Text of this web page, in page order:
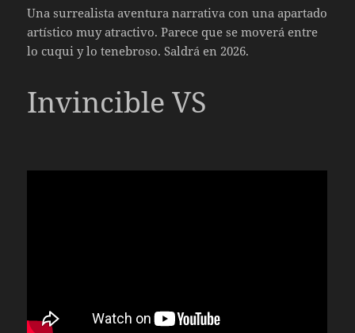
Una surrealista aventura narrativa con una apartado
artístico muy atractivo. Parece que se moverá entre
lo cuqui y lo tenebroso. Saldrá en 2026.
Invincible VS